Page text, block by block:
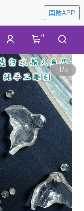
開啟APP
0
1/5